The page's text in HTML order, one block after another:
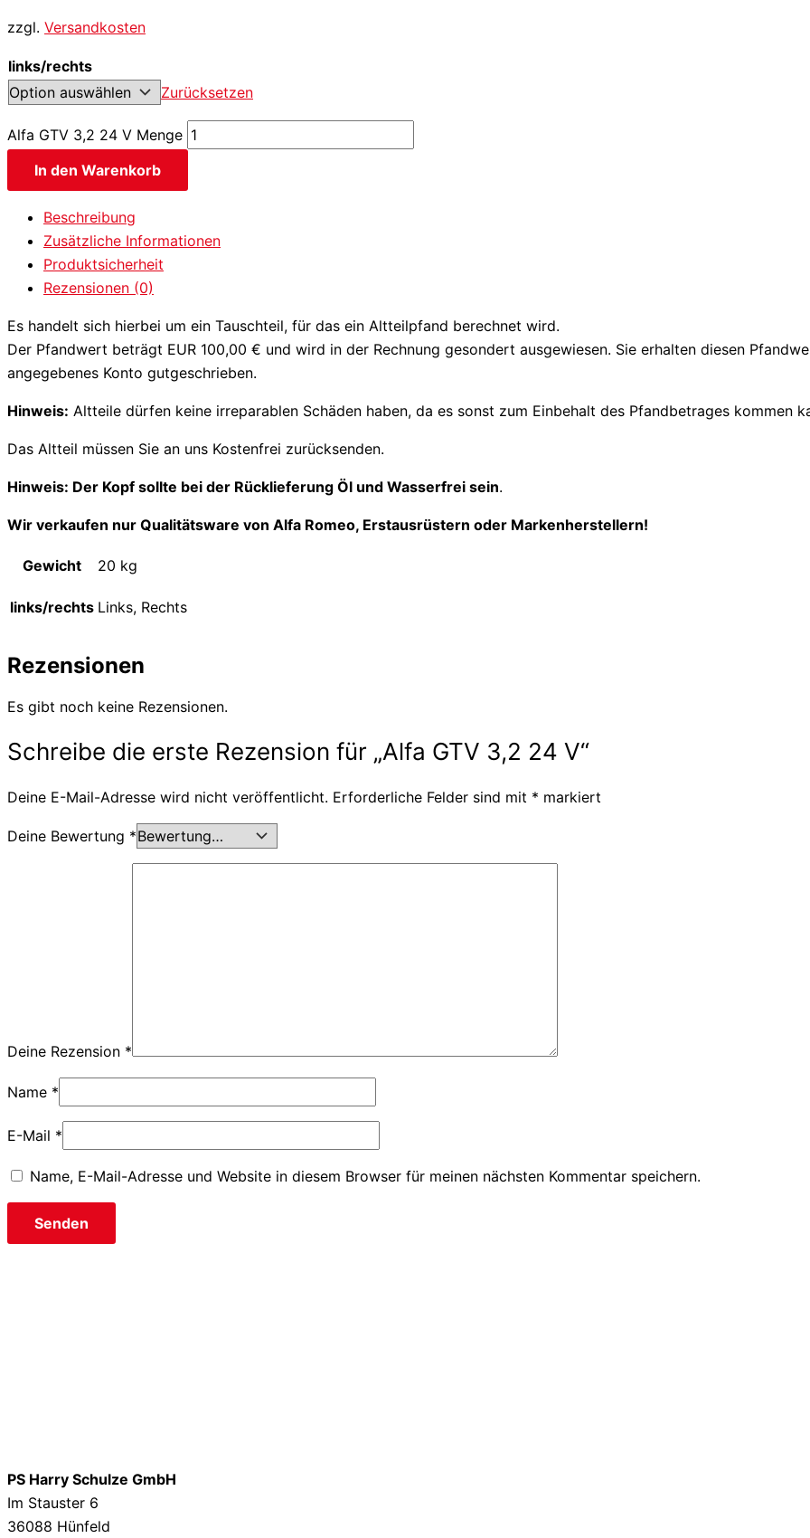
zzgl. Versandkosten
links/rechts
Zurücksetzen
Alfa GTV 3,2 24 V Menge
In den Warenkorb
Beschreibung
Zusätzliche Informationen
Produktsicherheit
Rezensionen (0)
Es handelt sich hierbei um ein Tauschteil, für das ein Altteilpfand berechnet wird.
Der Pfandwert beträgt EUR 100,00 € und wird in der Rechnung gesondert ausgewiesen. Sie erhalten diesen
angegebenes Konto gutgeschrieben.
Hinweis: Altteile dürfen keine irreparablen Schäden haben, da es sonst zum Einbehalt des Pfandbetrages kommen
Das Altteil müssen Sie an uns Kostenfrei zurücksenden.
Hinweis: Der Kopf sollte bei der Rücklieferung Öl und Wasserfrei sein.
Wir verkaufen nur Qualitätsware von Alfa Romeo, Erstausrüstern oder Markenherstellern!
Gewicht 20 kg
links/rechts Links, Rechts
Rezensionen
Es gibt noch keine Rezensionen.
Schreibe die erste Rezension für „Alfa GTV 3,2 24 V“
Deine E-Mail-Adresse wird nicht veröffentlicht. Erforderliche Felder sind mit * markiert
Deine Bewertung *
Deine Rezension *
Name *
E-Mail *
Name, E-Mail-Adresse und Website in diesem Browser für meinen nächsten Kommentar speichern.
PS Harry Schulze GmbH
Im Stauster 6
36088 Hünfeld